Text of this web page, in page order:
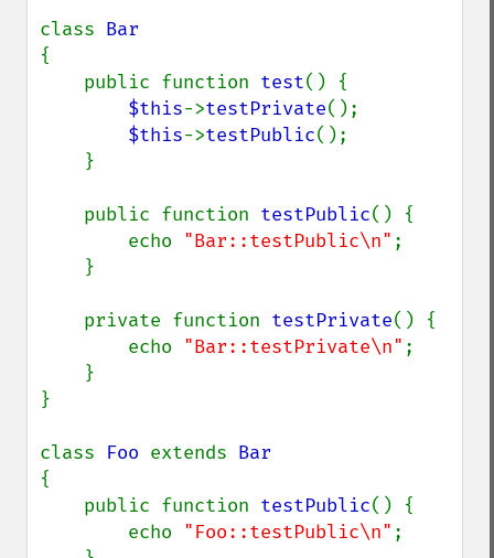
class
{
    public function
test() {
$this->testPrivate();
$this->testPublic();
    public function
testPublic() {
        echo
"Bar::testPublic\n" ;
    private function
testPrivate() {
        echo
"Bar::testPrivate\n" ;
}
class Foo extends
{
    public function
testPublic() {
        echo
"Foo::testPublic\n" ;